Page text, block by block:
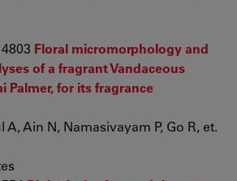
Floral micromorphology and
of a fragrant Vandaceous
Palmer, for its fragrance
Ain N, Namasivayam P, Go R, et.